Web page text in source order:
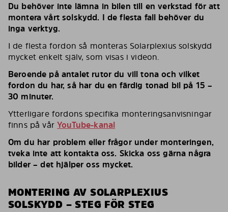
Du behöver inte lämna in bilen till en verkstad för att
montera vårt solskydd. I de flesta fall behöver du
inga verktyg.
I de flesta fordon så monteras Solarplexius solskydd
mycket enkelt själv, som visas i videon.
Beroende på antalet rutor du vill tona och vilket
fordon du har, så har du en färdig tonad bil på 15 –
30 minuter.
Ytterligare fordons specifika monteringsanvisningar
finns på vårYouTube-kanal
Om du har problem eller frågor under monteringen,
tveka inte att kontakta oss. Skicka oss gärna några
bilder – det hjälper oss mycket.
MONTERING AV SOLARPLEXIUS
SOLSKYDD – STEG FÖR STEG